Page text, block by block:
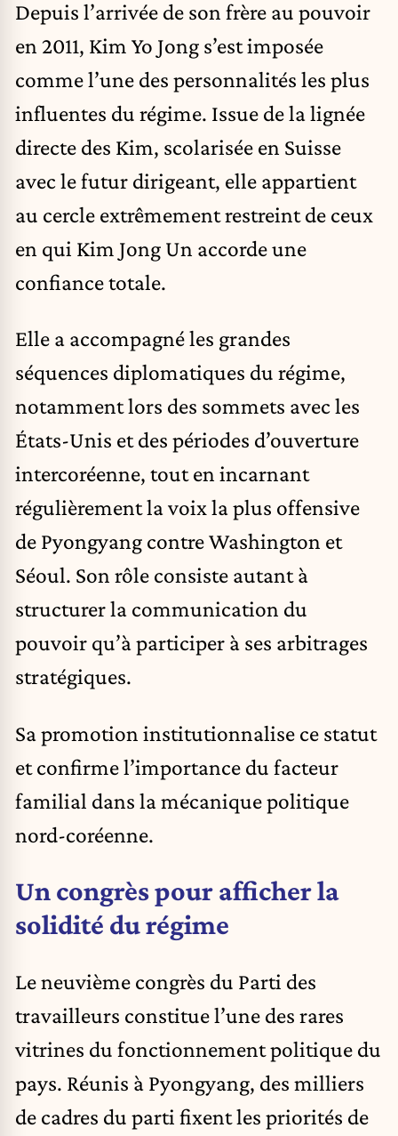
Depuis l’arrivée de son frère au pouvoir
en 2011, Kim Yo Jong s’est imposée
comme l’une des personnalités les plus
influentes du régime. Issue de la lignée
directe des Kim, scolarisée en Suisse
avec le futur dirigeant, elle appartient
au cercle extrêmement restreint de ceux
en qui Kim Jong Un accorde une
confiance totale.
Elle a accompagné les grandes
séquences diplomatiques du régime,
notamment lors des sommets avec les
États-Unis et des périodes d’ouverture
intercoréenne, tout en incarnant
régulièrement la voix la plus offensive
de Pyongyang contre Washington et
Séoul. Son rôle consiste autant à
structurer la communication du
pouvoir qu’à participer à ses arbitrages
stratégiques.
Sa promotion institutionnalise ce statut
et confirme l’importance du facteur
familial dans la mécanique politique
nord-coréenne.
Un congrès pour afficher la
solidité du régime
Le neuvième congrès du Parti des
travailleurs constitue l’une des rares
vitrines du fonctionnement politique du
pays. Réunis à Pyongyang, des milliers
de cadres du parti fixent les priorités de